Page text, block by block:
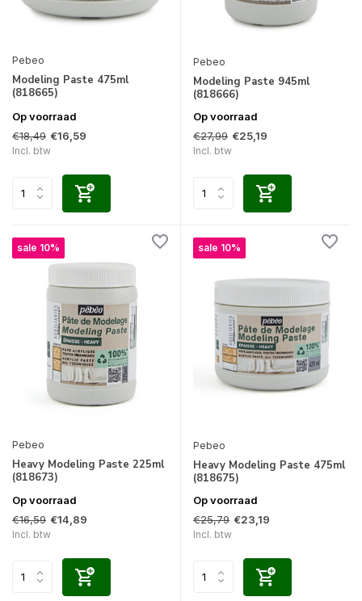
Pebeo
Modeling Paste 475ml
(818665)
Op voorraad
€18,49 €16,59
Incl. btw
Pebeo
Modeling Paste 945ml
(818666)
Op voorraad
€27,99 €25,19
Incl. btw
sale 10%
Pebeo
Heavy Modeling Paste 225ml
(818673)
Op voorraad
€16,59 €14,89
Incl. btw
sale 10%
Pebeo
Heavy Modeling Paste 475ml
(818675)
Op voorraad
€25,79 €23,19
Incl. btw